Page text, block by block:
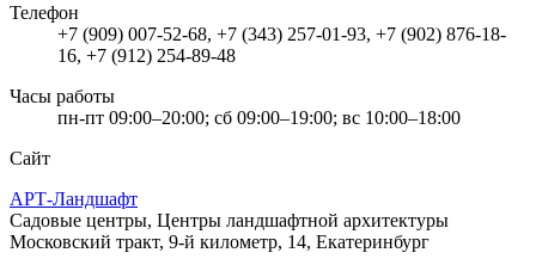
Телефон
+7 (909) 007-52-68, +7 (343) 257-01-93, +7 (902) 876-18-
16, +7 (912) 254-89-48
Часы работы
пн-пт 09:00–20:00; сб 09:00–19:00; вс 10:00–18:00
Сайт
АРТ-Ландшафт
Садовые центры, Центры ландшафтной архитектуры
Московский тракт, 9-й километр, 14, Екатеринбург